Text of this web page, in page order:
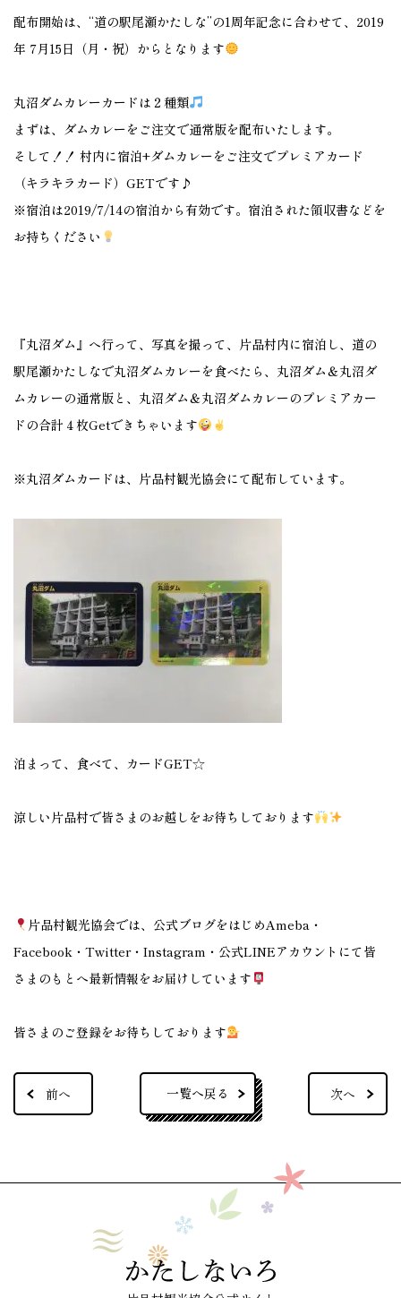
配布開始は、“道の駅尾瀬かたしな”の1周年記念に合わせて、2019
年 7月15日（月・祝）からとなります
丸沼ダムカレーカードは２種類
まずは、ダムカレーをご注文で通常版を配布いたします。
そして！！ 村内に宿泊+ダムカレーをご注文でプレミアカード
（キラキラカード）GETです♪
※宿泊は2019/7/14の宿泊から有効です。宿泊された領収書などを
お持ちください
『丸沼ダム』へ行って、写真を撮って、片品村内に宿泊し、道の
駅尾瀬かたしなで丸沼ダムカレーを食べたら、丸沼ダム＆丸沼ダ
ムカレーの通常版と、丸沼ダム＆丸沼ダムカレーのプレミアカー
ドの合計４枚Getできちゃいます
※丸沼ダムカードは、片品村観光協会にて配布しています。
泊まって、食べて、カードGET☆
涼しい片品村で皆さまのお越しをお待ちしております
片品村観光協会では、公式ブログをはじめAmeba・
Facebook・Twitter・Instagram・公式LINEアカウントにて皆
さまのもとへ最新情報をお届けしています
皆さまのご登録をお待ちしております
前へ 次へ
一覧へ戻る